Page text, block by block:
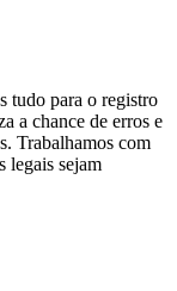
tudo para o registro
a chance de erros e
Trabalhamos com
legais sejam